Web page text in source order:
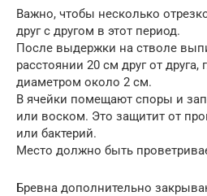
Важно, чтобы несколько
друг с другом в этот период.
После выдержки на стволе
расстоянии 20 см друг от друга,
диаметром около 2 см.
В ячейки помещают споры и
или воском. Это защитит от
или бактерий.
Место должно быть
Бревна дополнительно